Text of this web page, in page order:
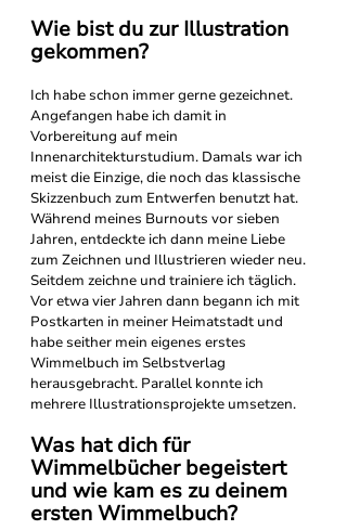
Wie bist du zur Illustration
gekommen?
Ich habe schon immer gerne gezeichnet.
Angefangen habe ich damit in
Vorbereitung auf mein
Innenarchitekturstudium. Damals war ich
meist die Einzige, die noch das klassische
Skizzenbuch zum Entwerfen benutzt hat.
Während meines Burnouts vor sieben
Jahren, entdeckte ich dann meine Liebe
zum Zeichnen und Illustrieren wieder neu.
Seitdem zeichne und trainiere ich täglich.
Vor etwa vier Jahren dann begann ich mit
Postkarten in meiner Heimatstadt und
habe seither mein eigenes erstes
Wimmelbuch im Selbstverlag
herausgebracht. Parallel konnte ich
mehrere Illustrationsprojekte umsetzen.
Was hat dich für
Wimmelbücher begeistert
und wie kam es zu deinem
ersten Wimmelbuch?